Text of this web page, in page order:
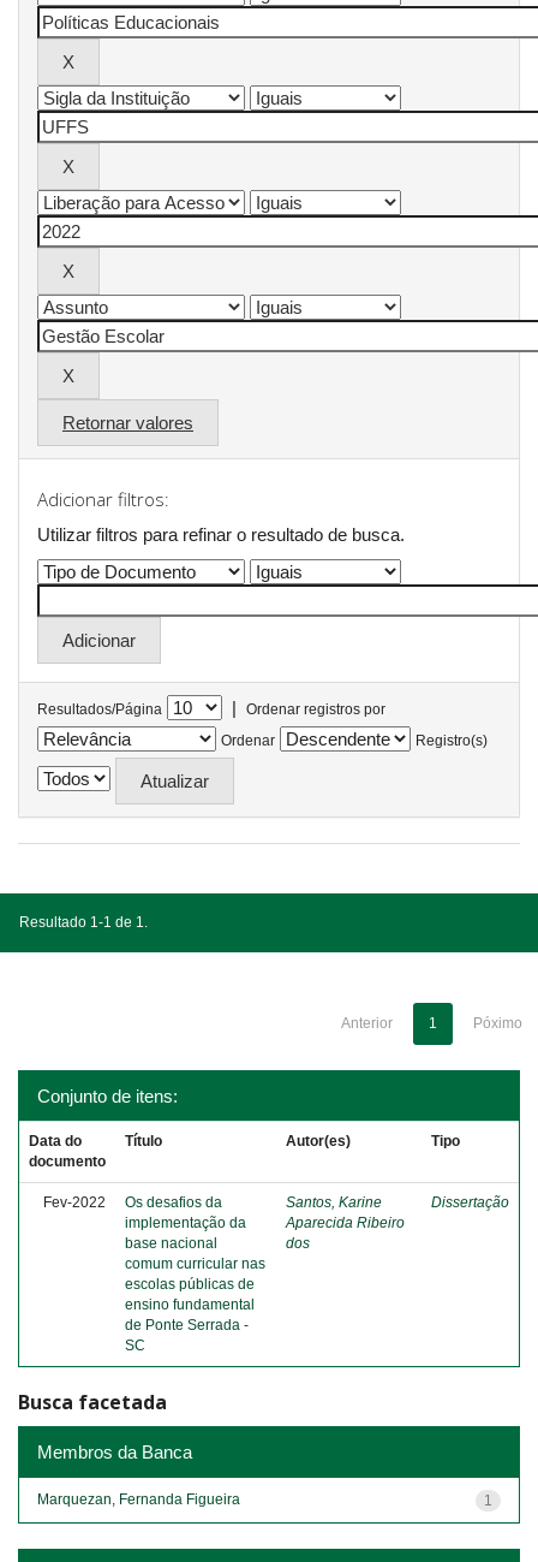
Retornar valores
Adicionar filtros:
Utilizar filtros para refinar o resultado de busca.
Resultados/Página |
Ordenar registros por
Ordenar
Registro(s)
Resultado 1-1 de 1.
Anterior 1 Póximo
Conjunto de itens:
Data do
documento
Título Autor(es) Tipo
Fev-2022
Os desafios da
implementação da
base nacional
comum curricular nas
escolas públicas de
ensino fundamental
de Ponte Serrada -
SC
Santos, Karine
Aparecida Ribeiro
dos
Dissertação
Busca facetada
Membros da Banca
1
Marquezan, Fernanda Figueira